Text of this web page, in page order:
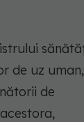
de uz uman,
de